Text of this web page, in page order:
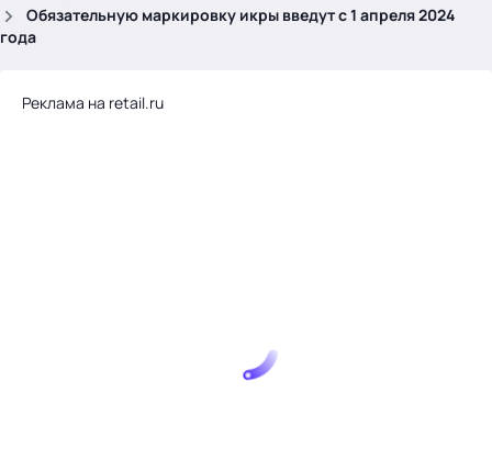
Обязательную маркировку икры введут с 1 апреля 2024
года
Реклама на retail.ru